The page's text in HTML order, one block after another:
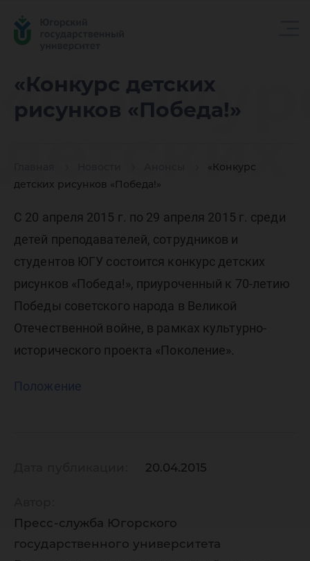
«Конкурс детских
рисунков «Победа!»
«Конкурс
детских рисунков «Победа!»
детских
С 20 апреля 2015 г. по 29 апреля 2015 г. среди
детей преподавателей, сотрудников и
студентов ЮГУ состоится конкурс детских
рисунков «Победа!», приуроченный к 70-летию
Победы советского народа в Великой
Отечественной войне, в рамках культурно-
исторического проекта «Поколение».
Положение
20.04.2015
Пресс-служба Югорского
государственного университета